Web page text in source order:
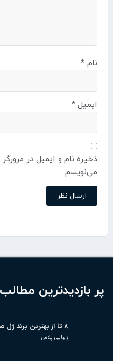
نام*
ایمیل*
ذخیره نام و ایمیل در
می‌نویسم.
پر بازدیدترین مطالب
۸ تا از بهترین برند ژل صورت استاندارد موجود در ایران
زیبایی پلاس